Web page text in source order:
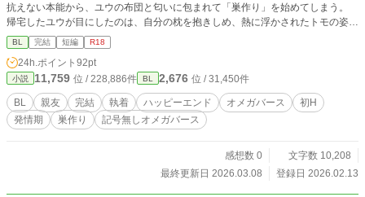
抗えない本能から、ユウの布団と匂いに包まれて「巣作り」を始めてしまう。
帰宅したユウが目にしたのは、自分の枕を抱きしめ、熱に浮かされたトモの姿。
せめて卒業までは、嫌われないように、大切に……そう誓っていたはずのユウの
理性は、その瞬間、静かに音を立てて崩れ去った。 二重に施錠されたドア。外
堀を埋めるための実家への連絡。用意された大量の避妊具。 何も知らないトモ
が翌朝目を覚ますとき、そこはもう、優しき幼馴染が支配する「甘い檻」の中だ
った。
BL 完結 短編 R18
24h.ポイント 92pt
小説 11,759 位 / 228,886件 BL 2,676 位 / 31,450件
BL 親友 完結 執着 ハッピーエンド オメガバース
初H
発情期
巣作り 記号無しオメガバース
感想数 0
文字数 10,208
最終更新日 2026.03.08
登録日 2026.02.13